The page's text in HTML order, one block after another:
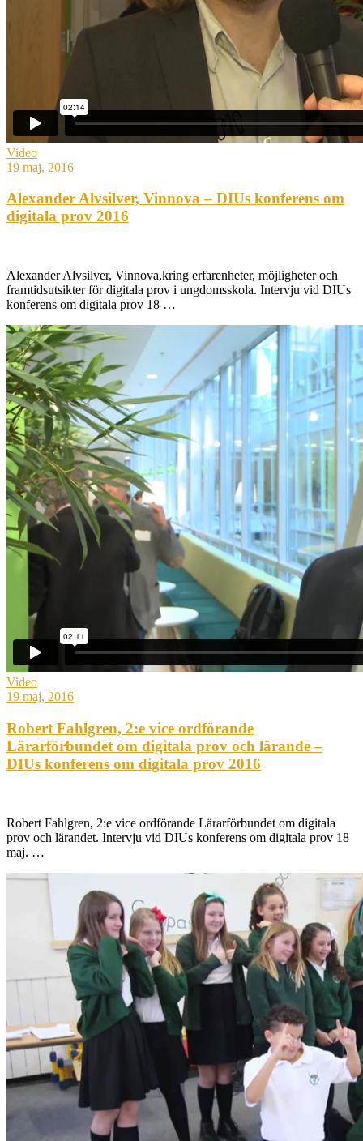
Video
19 maj, 2016
Alexander Alvsilver, Vinnova – DIUs konferens om
digitala prov 2016
Alexander Alvsilver, Vinnova,kring erfarenheter, möjligheter och
framtidsutsikter för digitala prov i ungdomsskola. Intervju vid DIUs
konferens om digitala prov 18 …
Video
19 maj, 2016
Robert Fahlgren, 2:e vice ordförande
Lärarförbundet om digitala prov och lärande –
DIUs konferens om digitala prov 2016
Robert Fahlgren, 2:e vice ordförande Lärarförbundet om digitala
prov och lärandet. Intervju vid DIUs konferens om digitala prov 18
maj. …